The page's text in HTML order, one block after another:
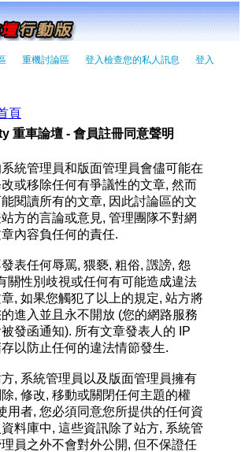
重機討論區 登入檢查您的私人訊息 登入
頁
重車論壇 - 會員註冊同意聲明
統管理員和版面管理員會儘可能在
或移除任何有爭議性的文章, 然而
閱讀所有的文章, 因此討論區的文
方的言論或意見, 管理團隊不對網
內容負任何的責任.
表任何辱罵, 猥褻, 粗俗, 譭謗, 怨
關性別歧視或任何有可能造成違法
, 如果您觸犯了以上的規定, 站方將
進入並且永不開放 (您的網路服務
發函通知). 所有文章發表人的 IP
以防止任何的違法情節發生.
, 系統管理員以及版面管理員擁有
, 修改, 移動或關閉任何主題的權
用者, 您必須同意您所提供的任何資
料庫中, 這些資訊除了站方, 系統管
員之外不會對外公開, 但不保證任